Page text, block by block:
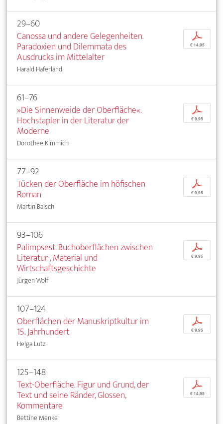
29–60
Canossa und andere Gelegenheiten.
Paradoxien und Dilemmata des
Ausdrucks im Mittelalter
Harald Haferland
p
€ 14,95
61–76
»Die Sinnenweide der Oberfläche«.
Hochstapler in der Literatur der
Moderne
Dorothee Kimmich
p
€ 9,95
77–92
Tücken der Oberfläche im höfischen
Roman
Martin Baisch
p
€ 9,95
93–106
Palimpsest. Buchoberflächen zwischen
Literatur-, Material und
Wirtschaftsgeschichte
Jürgen Wolf
p
€ 9,95
107–124
Oberflächen der Manuskriptkultur im
15. Jahrhundert
Helga Lutz
p
€ 9,95
125–148
Text-Oberfläche. Figur und Grund, der
Text und seine Ränder, Glossen,
Kommentare
Bettine Menke
p
€ 14,95